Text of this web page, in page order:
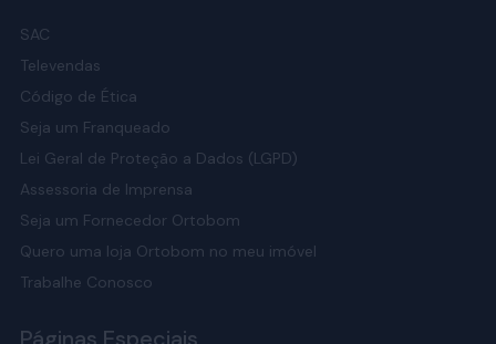
SAC
Televendas
Código de Ética
Seja um Franqueado
Lei Geral de Proteção a Dados (LGPD)
Assessoria de Imprensa
Seja um Fornecedor Ortobom
Quero uma loja Ortobom no meu imóvel
Trabalhe Conosco